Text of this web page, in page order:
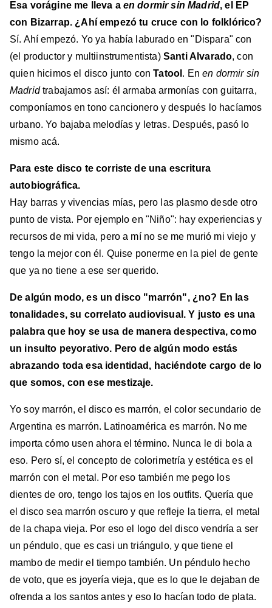
Esa vorágine me lleva a en dormir sin Madrid, el EP
con Bizarrap. ¿Ahí empezó tu cruce con lo folklórico?
Sí. Ahí empezó. Yo ya había laburado en "Dispara" con
(el productor y multiinstrumentista) Santi Alvarado, con
quien hicimos el disco junto conTatool . Enen dormir sin
Madridtrabajamos así: él armaba armonías con guitarra,
componíamos en tono cancionero y después lo hacíamos
urbano. Yo bajaba melodías y letras. Después, pasó lo
mismo acá.
Para este disco te corriste de una escritura
autobiográfica.
Hay barras y vivencias mías, pero las plasmo desde otro
punto de vista. Por ejemplo en "Niño": hay experiencias y
recursos de mi vida, pero a mí no se me murió mi viejo y
tengo la mejor con él. Quise ponerme en la piel de gente
que ya no tiene a ese ser querido.
De algún modo, es un disco "marrón", ¿no? En las
tonalidades, su correlato audiovisual. Y justo es una
palabra que hoy se usa de manera despectiva, como
un insulto peyorativo. Pero de algún modo estás
abrazando toda esa identidad, haciéndote cargo de lo
que somos, con ese mestizaje.
Yo soy marrón, el disco es marrón, el color secundario de
Argentina es marrón. Latinoamérica es marrón. No me
importa cómo usen ahora el término. Nunca le di bola a
eso. Pero sí, el concepto de colorimetría y estética es el
marrón con el metal. Por eso también me pego los
dientes de oro, tengo los tajos en los outfits. Quería que
el disco sea marrón oscuro y que refleje la tierra, el metal
de la chapa vieja. Por eso el logo del disco vendría a ser
un péndulo, que es casi un triángulo, y que tiene el
mambo de medir el tiempo también. Un péndulo hecho
de voto, que es joyería vieja, que es lo que le dejaban de
ofrenda a los santos antes y eso lo hacían todo de plata.